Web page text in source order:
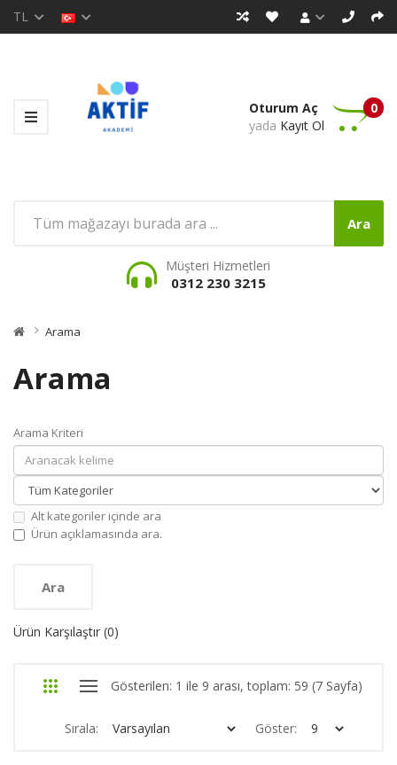
TL
Oturum Aç
yada Kayıt Ol
0
Ara
Müşteri Hizmetleri
0312 230 3215
Arama
Arama
Arama Kriteri
Alt kategoriler içinde ara
Ürün açıklamasında ara.
Ürün Karşılaştır (0)
Gösterilen: 1 ile 9 arası, toplam: 59 (7 Sayfa)
Sırala: Göster: